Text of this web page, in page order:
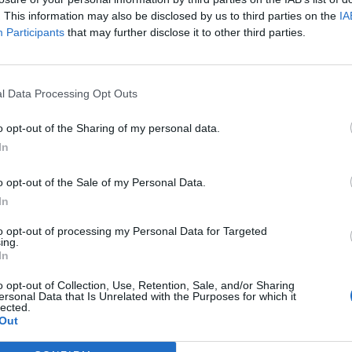
This information may also be disclosed by us to third parties on the
Participants that may further disclose it to other third parties.
Data Processing Opt Outs
opt-out of the Sharing of my personal data.
opt-out of the Sale of my Personal Data.
opt-out of processing my Personal Data for Targeted
opt-out of Collection, Use, Retention, Sale, and/or Sharing
Data that Is Unrelated with the Purposes for which it
Sílvia Socorro, citada num comunicado
interna para submissão de
no evento todos os investigadores e
sediada na Covilhã, distrito de Castelo
feito, a vice-reitora considera esta ser
académica da instituição o que é
interna, onde os nossos investigadores
unidades de investigação além da sua,
de áreas científicas, o que é bom para
salienta Sílvia Socorro.
iniciativa da Ciência Viva para celebrar a